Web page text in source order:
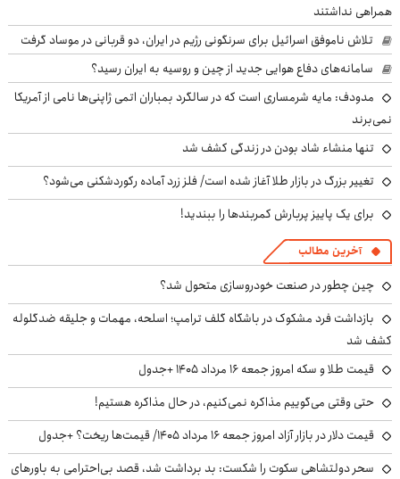
همراهی نداشتند
تلاش ناموفق اسرائیل برای سرنگونی رژیم در ایران، دو قربانی در موساد گرفت
سامانه‌های دفاع هوایی جدید از چین و روسیه به ایران رسید؟
مدودف: مایه شرمساری است که در سالگرد بمباران اتمی ژاپنی‌ها نامی از آمریکا
نمی‌برند
تنها منشاء شاد بودن در زندگی کشف شد
تغییر بزرگ در بازار طلا آغاز شده است/ فلز زرد آماده رکوردشکنی می‌شود؟
برای یک پاییز پربارش کمربندها را ببندید!
آخرین مطالب
چین چطور در صنعت خودروسازی متحول شد؟
بازداشت فرد مشکوک در باشگاه گلف ترامپ؛ اسلحه، مهمات و جلیقه ضدگلوله
کشف شد
قیمت طلا و سکه امروز جمعه ۱۶ مرداد ۱۴۰۵ +جدول
حتی وقتی می‌گوییم مذاکره نمی‌کنیم، در حال مذاکره هستیم!
قیمت دلار در بازار آزاد امروز جمعه ۱۶ مرداد ۱۴۰۵/ قیمت‌ها ریخت؟ +جدول
سحر دولتشاهی سکوت را شکست: بد برداشت شد، قصد بی‌احترامی به باورهای